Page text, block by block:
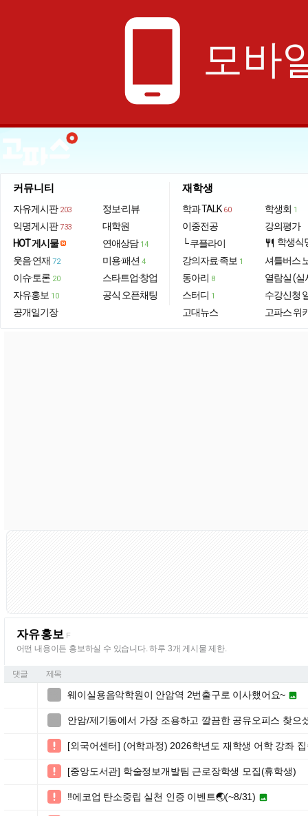
phone_android 모바
커뮤니티
자유게시판 203
익명게시판 733
HOT 게시물
웃음·연재 72
이슈·토론 20
자유홍보 10
공개일기장
정보·리뷰
대학원
연애상담 14
미용·패션 4
스타트업·창업
공식 오픈채팅
재학생
학과 TALK 60
이중전공
└ 쿠플라이
강의자료·족보 1
동아리 8
스터디 1
고대뉴스
학생회 1
강의평가
restaurant 학생식
셔틀버스
열람실 (실
수강신청
고파스 위
자유홍보 F
어떤 내용이든 홍보하실 수 있습니다. 하루 3개 게시물 제한.
댓글 제목
웨이실용음악학원이 안암역 2번출구로 이사했어요~ 
안암/제기동에서 가장 조용하고 깔끔한 공유오피스 찾으
 [외국어센터] (어학과정) 2026학년도 재학생 어학 강좌
 [중앙도서관] 학술정보개발팀 근로장학생 모집(휴학생)
 ‼️에코업 탄소중립 실천 인증 이벤트🌏(~8/31) 